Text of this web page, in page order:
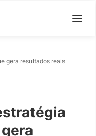
gera resultados reais